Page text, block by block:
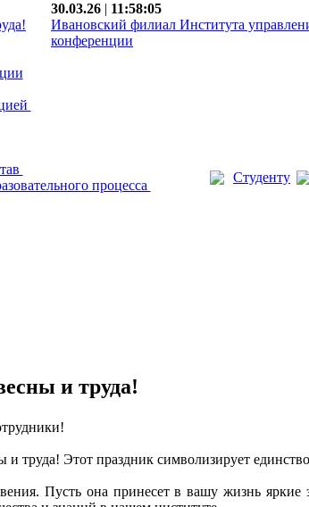
30.03.26 | 11:58:05
Ивановский филиал Института
конференции
процесса
Студенту
и труда!
труда! Этот праздник символизирует
Пусть она принесет в вашу жизнь